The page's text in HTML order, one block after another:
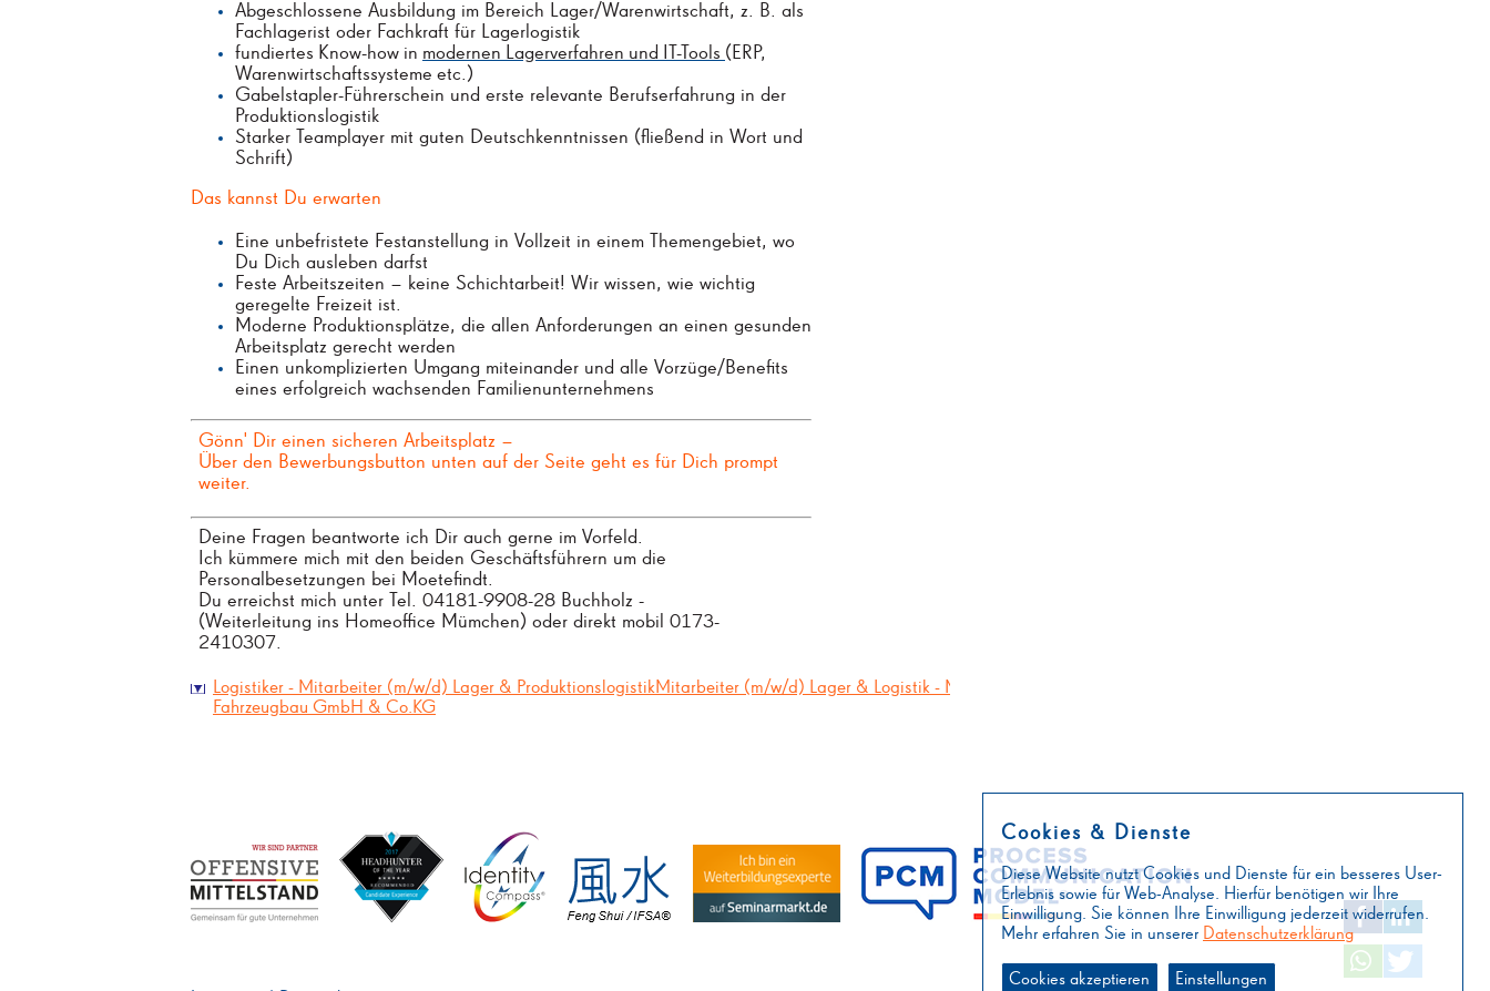
Abgeschlossene Ausbildung im Bereich Lager/Warenwirtschaft, z. B. als
Fachlagerist oder Fachkraft für Lagerlogistik
fundiertes Know-how in modernen Lagerverfahren und IT-Tools (ERP,
Warenwirtschaftssysteme etc.)
Gabelstapler-Führerschein und erste relevante Berufserfahrung in der
Produktionslogistik
Starker Teamplayer mit guten Deutschkenntnissen (fließend in Wort und
Schrift)
Das kannst Du erwarten
Eine unbefristete Festanstellung in Vollzeit in einem Themengebiet, wo
Du Dich ausleben darfst
Feste Arbeitszeiten – keine Schichtarbeit! Wir wissen, wie wichtig
geregelte Freizeit ist.
Moderne Produktionsplätze, die allen Anforderungen an einen gesunden
Arbeitsplatz gerecht werden
Einen unkomplizierten Umgang miteinander und alle Vorzüge/Benefits
eines erfolgreich wachsenden Familienunternehmens
Gönn' Dir einen sicheren Arbeitsplatz –
Über den Bewerbungsbutton unten auf der Seite geht es für Dich prompt
weiter.
Deine Fragen beantworte ich Dir auch gerne im Vorfeld.
Ich kümmere mich mit den beiden Geschäftsführern um die
Personalbesetzungen bei Moetefindt.
Du erreichst mich unter Tel. 04181-9908-28 Buchholz -
(Weiterleitung ins Homeoffice Mümchen) oder direkt mobil 0173-
2410307.
Logistiker - Mitarbeiter (m/w/d) Lager & ProduktionslogistikMitarbeiter (m/w/d) Lager & Logistik - Moetefindt
Fahrzeugbau GmbH & Co.KG
Cookies & Dienste
Diese Website nutzt Cookies und Dienste für ein besseres User-
Erlebnis sowie für Web-Analyse. Hierfür benötigen wir Ihre
Einwilligung. Sie können Ihre Einwilligung jederzeit widerrufen.
Mehr erfahren Sie in unserer Datenschutzerklärung
Cookies akzeptieren Einstellungen